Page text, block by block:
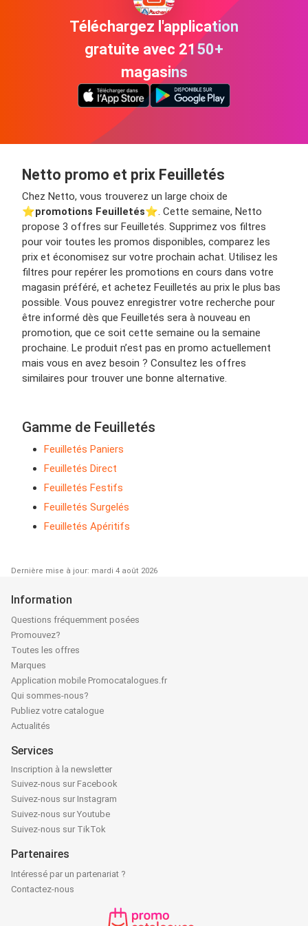
Téléchargez l'application
gratuite avec 2150+
magasins
Netto promo et prix Feuilletés
Chez Netto, vous trouverez un large choix de
⭐️promotions Feuilletés⭐️. Cette semaine, Netto
propose 3 offres sur Feuilletés. Supprimez vos filtres
pour voir toutes les promos disponibles, comparez les
prix et économisez sur votre prochain achat. Utilisez les
filtres pour repérer les promotions en cours dans votre
magasin préféré, et achetez Feuilletés au prix le plus bas
possible. Vous pouvez enregistrer votre recherche pour
être informé dès que Feuilletés sera à nouveau en
promotion, que ce soit cette semaine ou la semaine
prochaine. Le produit n’est pas en promo actuellement
mais vous en avez besoin ? Consultez les offres
similaires pour trouver une bonne alternative.
Gamme de Feuilletés
Feuilletés Paniers
Feuilletés Direct
Feuilletés Festifs
Feuilletés Surgelés
Feuilletés Apéritifs
Dernière mise à jour: mardi 4 août 2026
Information
Questions fréquemment posées
Promouvez?
Toutes les offres
Marques
Application mobile Promocatalogues.fr
Qui sommes-nous?
Publiez votre catalogue
Actualités
Services
Inscription à la newsletter
Suivez-nous sur Facebook
Suivez-nous sur Instagram
Suivez-nous sur Youtube
Suivez-nous sur TikTok
Partenaires
Intéressé par un partenariat ?
Contactez-nous